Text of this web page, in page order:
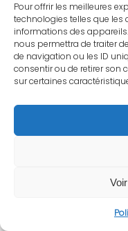
Pour offrir les meilleures
technologies telles que les
informations des
nous permettra de traiter
de navigation ou les ID
consentir ou de retirer son
sur certaines